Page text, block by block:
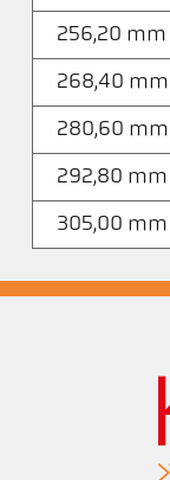
256,20 mm
268,40 mm
280,60 mm
292,80 mm
305,00 mm